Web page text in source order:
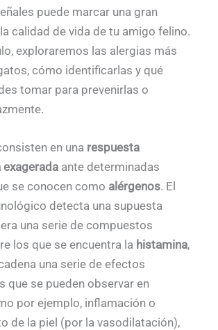
puede marcar una gran
calidad de vida de tu amigo felino.
exploraremos las alergias más
cómo identificarlas y qué
tomar para prevenirlas o
en una respuesta
ante determinadas
se conocen como alérgenos. El
detecta una supuesta
una serie de compuestos
los que se encuentra la histamina,
una serie de efectos
que se pueden observar en
por ejemplo, inflamación o
de la piel (por la vasodilatación),